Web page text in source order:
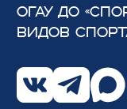
ОГАУ ДО
ВИДОВ